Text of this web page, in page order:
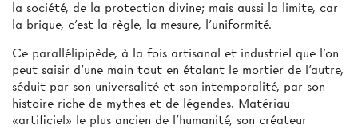
la société, de la protection divine; mais aussi la limite, car
la brique, c'est la règle, la mesure, l'uniformité.
Ce parallélipipède, à la fois artisanal et industriel que l'on
peut saisir d'une main tout en étalant le mortier de l'autre,
séduit par son universalité et son intemporalité, par son
histoire riche de mythes et de légendes. Matériau
«artificiel» le plus ancien de l'humanité, son créateur